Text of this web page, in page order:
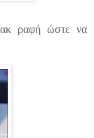
ραφή ώστε να